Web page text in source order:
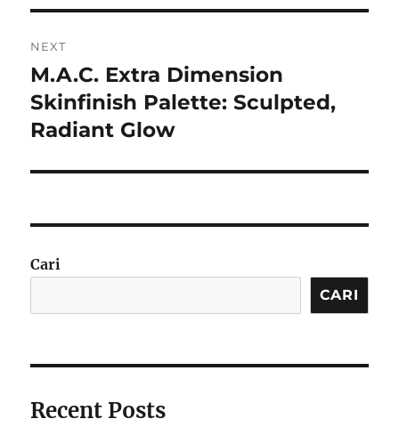
NEXT
Next
post:
M.A.C. Extra Dimension
Skinfinish Palette: Sculpted,
Radiant Glow
Cari
CARI
Recent Posts